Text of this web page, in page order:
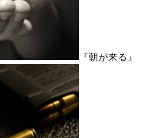
『朝が来る』